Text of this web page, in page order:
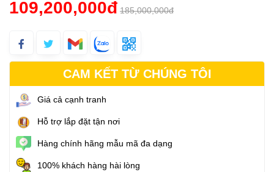
109,200,000đ 185,000,000đ
CAM KẾT TỪ CHÚNG TÔI
Giá cả cạnh tranh
Hỗ trợ lắp đặt tận nơi
Hàng chính hãng mẫu mã đa dạng
100% khách hàng hài lòng